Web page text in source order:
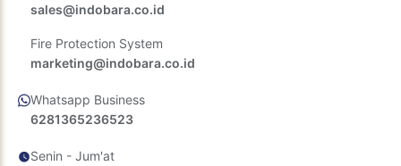
sales@indobara.co.id
Fire Protection System
marketing@indobara.co.id
Whatsapp Business
6281365236523
Senin - Jum'at